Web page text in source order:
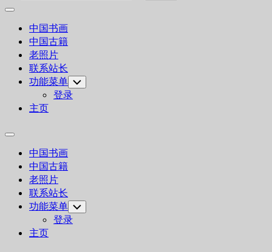
Expand
中国书画
中国古籍
老照片
联系站长
功能菜单 Toggle
Child
Menu
登录
主页
Expand
中国书画
中国古籍
老照片
联系站长
功能菜单 Toggle
Child
Menu
登录
主页